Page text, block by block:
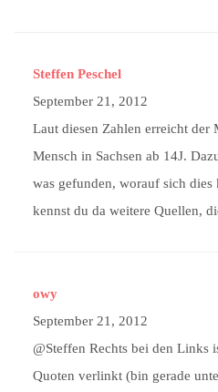
Steffen Peschel
September 21, 2012
Laut diesen Zahlen erreicht der
Mensch in Sachsen ab 14J.
was gefunden, worauf sich dies
kennst du da weitere Quellen,
owy
September 21, 2012
@Steffen Rechts bei den Links
Quoten verlinkt (bin gerade